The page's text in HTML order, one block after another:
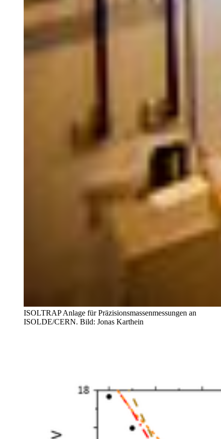
ISOLTRAP Anlage für Präzisionsmassenmessungen an
ISOLDE/CERN. Bild: Jonas Karthein